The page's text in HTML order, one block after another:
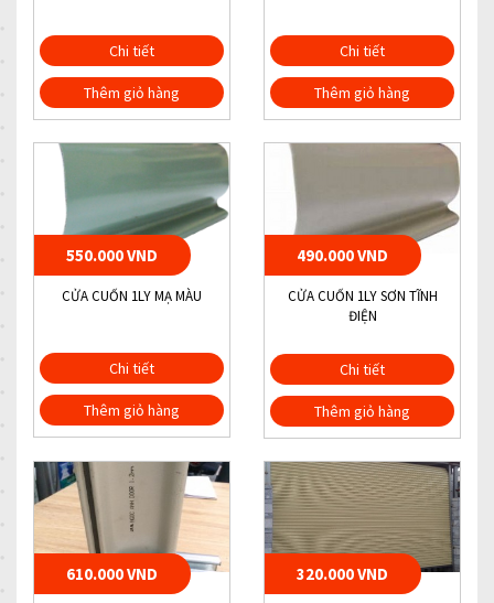
Chi tiết
Thêm giỏ hàng
Chi tiết
Thêm giỏ hàng
550.000 VND
CỬA CUỐN 1LY MẠ MÀU
Chi tiết
Thêm giỏ hàng
490.000 VND
CỬA CUỐN 1LY SƠN TĨNH
ĐIỆN
Chi tiết
Thêm giỏ hàng
610.000 VND 320.000 VND